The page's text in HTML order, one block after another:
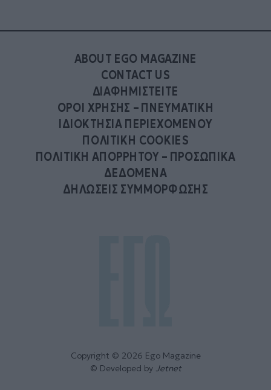
ABOUT EGO MAGAZINE
CONTACT US
ΔΙΑΦΗΜΙΣΤΕΙΤΕ
ΟΡΟΙ ΧΡΗΣΗΣ – ΠΝΕΥΜΑΤΙΚΗ
ΙΔΙΟΚΤΗΣΙΑ ΠΕΡΙΕΧΟΜΕΝΟΥ
ΠΟΛΙΤΙΚΗ COOKIES
ΠΟΛΙΤΙΚΗ ΑΠΟΡΡΗΤΟΥ – ΠΡΟΣΩΠΙΚΑ
ΔΕΔΟΜΕΝΑ
ΔΗΛΩΣΕΙΣ ΣΥΜΜΟΡΦΩΣΗΣ
Copyright © 2026 Ego Magazine
© Developed by Jetnet